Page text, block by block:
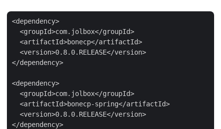
<dependency>
  <groupId>com.jolbox</groupId>
  <artifactId>bonecp</artifactId>
  <version>0.8.0.RELEASE</version>
</dependency>
<dependency>
  <groupId>com.jolbox</groupId>
  <artifactId>bonecp-spring</artifactId>
  <version>0.8.0.RELEASE</version>
</dependency>